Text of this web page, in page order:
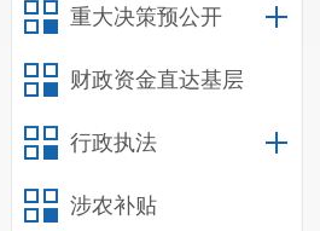
重大决策预公开
财政资金直达基层
行政执法
涉农补贴